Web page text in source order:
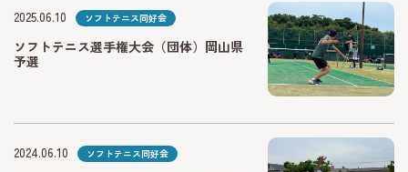
2025.06.10 ソフトテニス同好会
ソフトテニス選手権大会（団体）岡山県
予選
2024.06.10 ソフトテニス同好会